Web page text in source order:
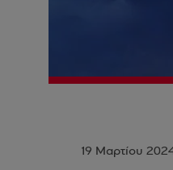
19 Μαρτίου